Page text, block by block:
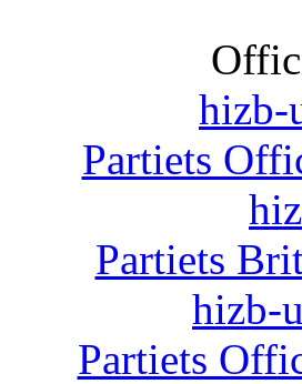
hizb-
Partiets
Partiets
hizb-
Partiets